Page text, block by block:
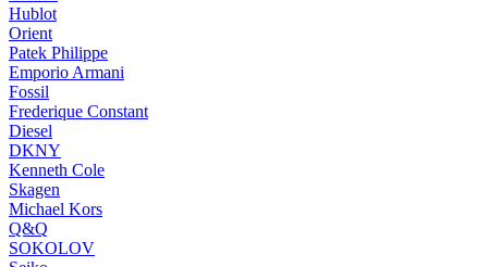
Hublot
Orient
Patek Philippe
Emporio Armani
Fossil
Frederique Constant
Diesel
DKNY
Kenneth Cole
Skagen
Michael Kors
Q&Q
SOKOLOV